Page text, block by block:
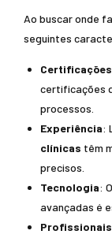
Ao buscar onde
seguintes
Certificações
certificações
processos.
Experiência:
clínicas têm
precisos.
Tecnologia:
avançadas é